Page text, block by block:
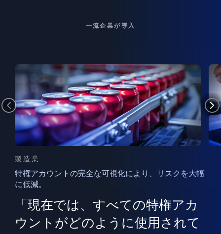
一流企業が導入
製造業
特権アカウントの完全な可視化により、リスクを大幅
に低減。
「現在では、すべての特権アカ
ウントがどのように使用されて